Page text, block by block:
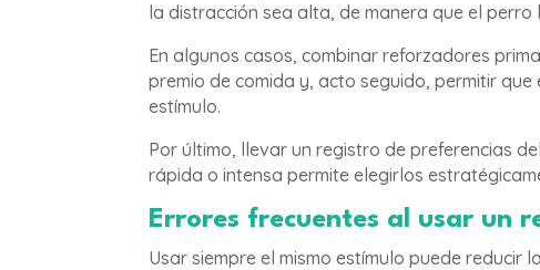
la distracción sea alta, de manera que el
En algunos casos, combinar reforzadores
premio de comida y, acto seguido, permitir
estímulo.
Por último, llevar un registro de preferencias
rápida o intensa permite elegirlos
Errores frecuentes al usar un
Usar siempre el mismo estímulo puede